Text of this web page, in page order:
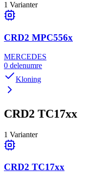
1 Varianter
CRD2 MPC556x
MERCEDES
0 delenumre
Kloning
CRD2 TC17xx
1 Varianter
CRD2 TC17xx